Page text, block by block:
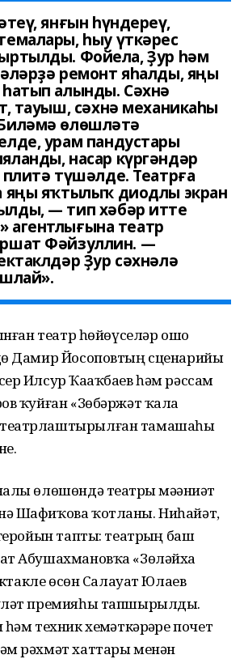
янғын һүндереү,
һыу үткәрес
Фойела, Ҙур һәм
ремонт яһалды, яңы
алынды. Сәхнә
тауыш, сәхнә механикаһы
өлөшләтә
урам пандустары
насар күргәндәр
плитә түшәлде. Театрға
яңы яҡтылыҡ диодлы экран
— тип хәбәр итте
театр
Фәйзуллин. —
Ҙур сәхнәлә
театр һөйөүселәр ошо
Дамир Йосоповтың сценарийы
Илсур Ҡаҙаҡбаев һәм рәссам
ҡуйған «Зөбәржәт ҡала
тамашаһы
өлөшөндә театрҙы мәҙәниәт
Шафиҡова ҡотланы. Ниһайәт,
тапты: театрҙың баш
Абушахмановҡа «Зөләйха
өсөн Салауат Юлаев
премияһы тапшырылды.
техник хеҙмәткәрҙәре почет
рәхмәт хаттары менән